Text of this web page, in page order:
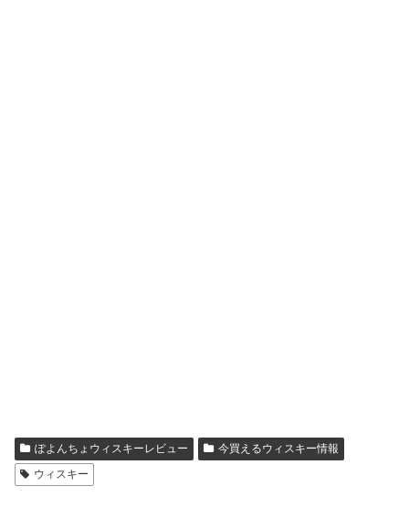
ぽよんちょウィスキーレビュー
今買えるウィスキー情報
ウィスキー